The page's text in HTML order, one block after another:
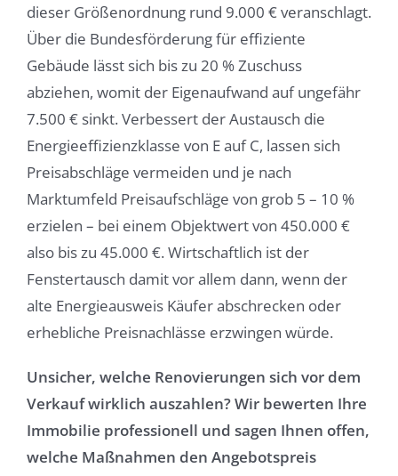
dieser Größenordnung rund 9.000 € veranschlagt.
Über die Bundesförderung für effiziente
Gebäude lässt sich bis zu 20 % Zuschuss
abziehen, womit der Eigenaufwand auf ungefähr
7.500 € sinkt. Verbessert der Austausch die
Energieeffizienzklasse von E auf C, lassen sich
Preisabschläge vermeiden und je nach
Marktumfeld Preisaufschläge von grob 5 – 10 %
erzielen – bei einem Objektwert von 450.000 €
also bis zu 45.000 €. Wirtschaftlich ist der
Fenstertausch damit vor allem dann, wenn der
alte Energieausweis Käufer abschrecken oder
erhebliche Preisnachlässe erzwingen würde.
Unsicher, welche Renovierungen sich vor dem
Verkauf wirklich auszahlen? Wir bewerten Ihre
Immobilie professionell und sagen Ihnen offen,
welche Maßnahmen den Angebotspreis